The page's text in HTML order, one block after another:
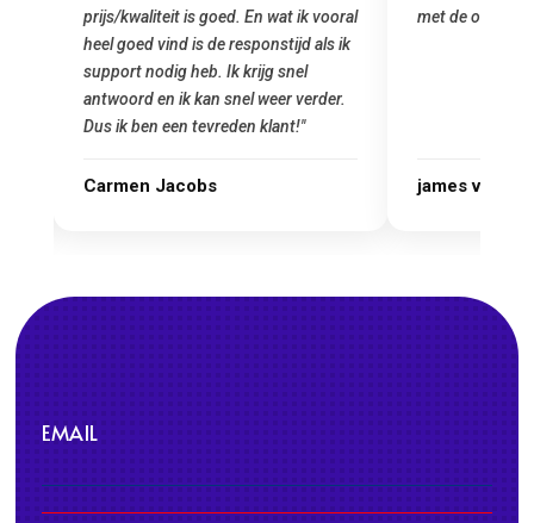
prijs/kwaliteit is goed. En wat ik vooral
heel goed vind is de responstijd als ik
support nodig heb. Ik krijg snel
antwoord en ik kan snel weer verder.
Dus ik ben een tevreden klant!"
Carmen Jacobs
met de
james van
EMAIL